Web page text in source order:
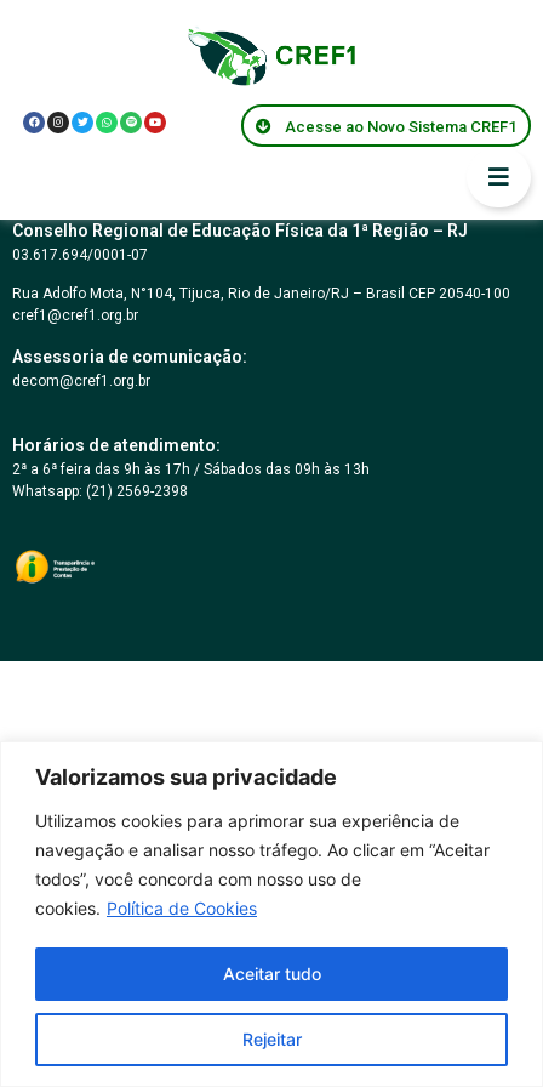
Valorizamos sua privacidade
Utilizamos cookies para aprimorar sua experiência de
navegação e analisar nosso tráfego. Ao clicar em “Aceitar
todos”, você concorda com nosso uso de
cookies. Política de Cookies
Rejeitar
Aceitar tudo
Acesse ao Novo Sistema CREF1
Resolução CREF1
012/2000
Conselho Regional de Educação Física da 1ª Região – RJ
03.617.694/0001-07
Rua Adolfo Mota, N°104, Tijuca, Rio de Janeiro/RJ – Brasil CEP 20540-100
cref1@cref1.org.br
Assessoria de comunicação:
decom@cref1.org.br
Horários de atendimento:
2ª a 6ª feira das 9h às 17h / Sábados das 09h às 13h
Whatsapp: (21) 2569-2398